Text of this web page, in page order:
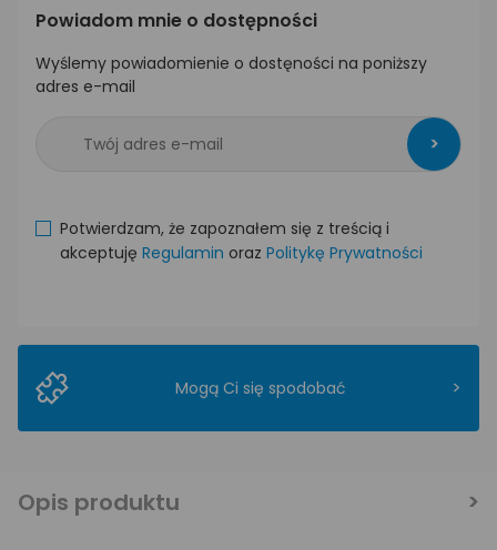
Powiadom mnie o dostępności
Wyślemy powiadomienie o dostęności na poniższy
adres e-mail
>
Potwierdzam, że zapoznałem się z treścią i
akceptuję Regulamin oraz Politykę Prywatności
Mogą Ci się spodobać >
Opis produktu